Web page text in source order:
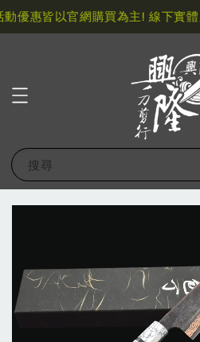
優惠皆以官網購買為主! 線下實體
搜尋